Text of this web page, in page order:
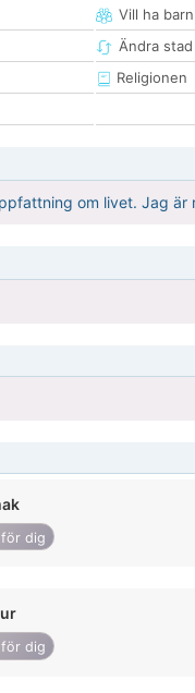
Vill ha barn
Ändra
Religionen
om livet. Jag
dig
dig